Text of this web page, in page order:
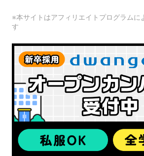
※本サイトはアフィリエイトプログラムに
す